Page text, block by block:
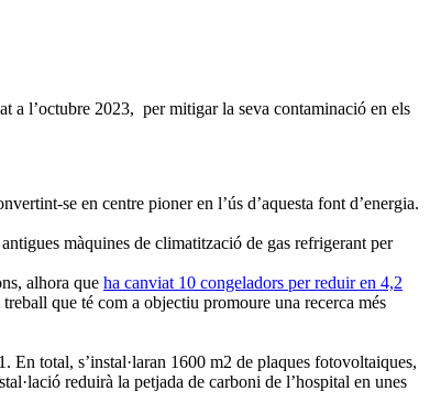
a l’octubre 2023, per mitigar la seva contaminació en els
se en centre pioner en l’ús d’aquesta font d’energia.
màquines de climatització de gas refrigerant per
alhora que ha canviat 10 congeladors per reduir en 4,2
que té com a objectiu promoure una recerca més
En total, s’instal·laran 1600 m2 de plaques fotovoltaiques,
reduirà la petjada de carboni de l’hospital en unes